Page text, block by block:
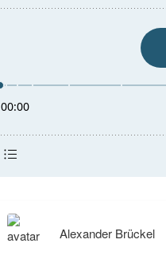
Alexander Brückel